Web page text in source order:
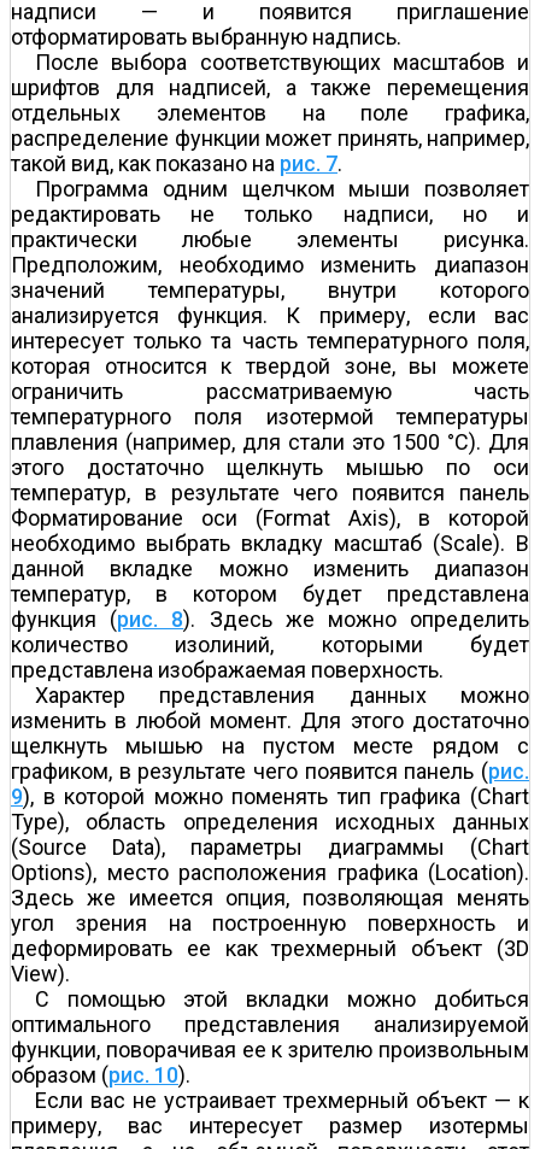
надписи — и появится приглашение
отформатировать выбранную надпись.
После выбора соответствующих масштабов и
шрифтов для надписей, а также перемещения
отдельных элементов на поле графика,
распределение функции может принять, например,
такой вид, как показано на рис. 7.
Программа одним щелчком мыши позволяет
редактировать не только надписи, но и
практически любые элементы рисунка.
Предположим, необходимо изменить диапазон
значений температуры, внутри которого
анализируется функция. К примеру, если вас
интересует только та часть температурного поля,
которая относится к твердой зоне, вы можете
ограничить рассматриваемую часть
температурного поля изотермой температуры
плавления (например, для стали это 1500 °С). Для
этого достаточно щелкнуть мышью по оси
температур, в результате чего появится панель
Форматирование оси (Format Axis), в которой
необходимо выбрать вкладку масштаб (Scale). В
данной вкладке можно изменить диапазон
температур, в котором будет представлена
функция (рис. 8). Здесь же можно определить
количество изолиний, которыми будет
представлена изображаемая поверхность.
Характер представления данных можно
изменить в любой момент. Для этого достаточно
щелкнуть мышью на пустом месте рядом с
графиком, в результате чего появится панель (рис.
9), в которой можно поменять тип графика (Chart
Type), область определения исходных данных
(Source Data), параметры диаграммы (Chart
Options), место расположения графика (Location).
Здесь же имеется опция, позволяющая менять
угол зрения на построенную поверхность и
деформировать ее как трехмерный объект (3D
View).
С помощью этой вкладки можно добиться
оптимального представления анализируемой
функции, поворачивая ее к зрителю произвольным
образом (рис. 10).
Если вас не устраивает трехмерный объект — к
примеру, вас интересует размер изотермы